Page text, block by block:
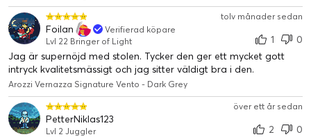
tolv månader sedan
Foilan
Verifierad köpare
Lvl 22 Bringer of Light
1
0
Jag är supernöjd med stolen. Tycker den ger ett mycket gott
intryck kvalitetsmässigt och jag sitter väldigt bra i den.
Arozzi Vernazza Signature Vento - Dark Grey
över ett år sedan
PetterNiklas123
Lvl 2 Juggler 2
0